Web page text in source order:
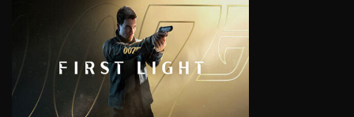
VIEW